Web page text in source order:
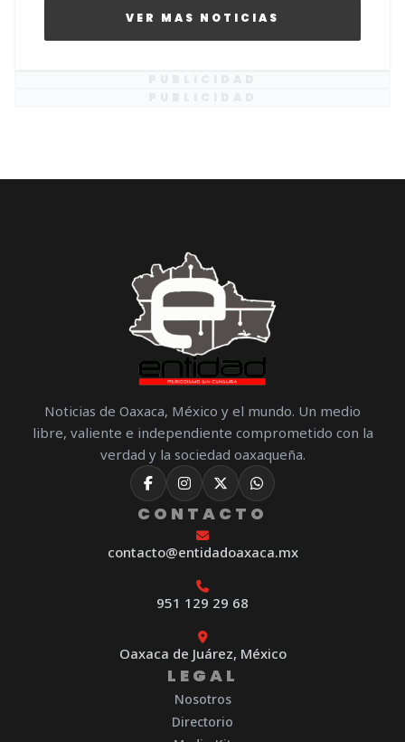
VER MAS NOTICIAS
Noticias de Oaxaca, México y el mundo. Un medio
libre, valiente e independiente comprometido con la
verdad y la sociedad oaxaqueña.
CONTACTO
contacto@entidadoaxaca.mx
951 129 29 68
Oaxaca de Juárez, México
LEGAL
Nosotros
Directorio